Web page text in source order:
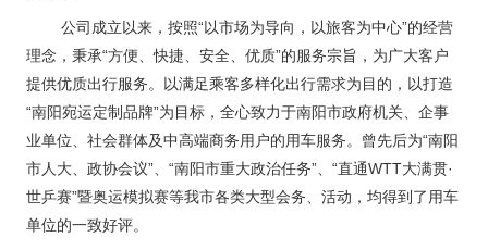
公司成立以来，按照“以市场为导向，以旅客为中心”的经营
理念，秉承“方便、快捷、安全、优质”的服务宗旨，为广大客户
提供优质出行服务。以满足乘客多样化出行需求为目的，以打造
“南阳宛运定制品牌”为目标，全心致力于南阳市政府机关、企事
业单位、社会群体及中高端商务用户的用车服务。曾先后为“南阳
市人大、政协会议”、“南阳市重大政治任务”、“直通WTT大满贯·
世乒赛”暨奥运模拟赛等我市各类大型会务、活动，均得到了用车
单位的一致好评。